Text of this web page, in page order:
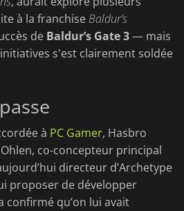
à la franchiseBaldur’s
de Baldur’s Gate 3— mais
s'est clairement soldée
à PC Gamer, Hasbro
co-concepteur principal
directeur d’Archetype
proposer de développer
confirmé qu’on lui avait